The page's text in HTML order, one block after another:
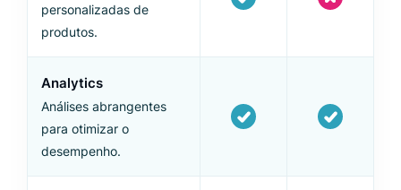
personalizadas de
produtos.
Analytics
Análises abrangentes
para otimizar o
desempenho.